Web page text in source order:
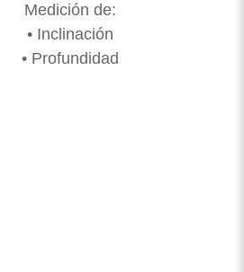
Medición de:
• Inclinación
• Profundidad